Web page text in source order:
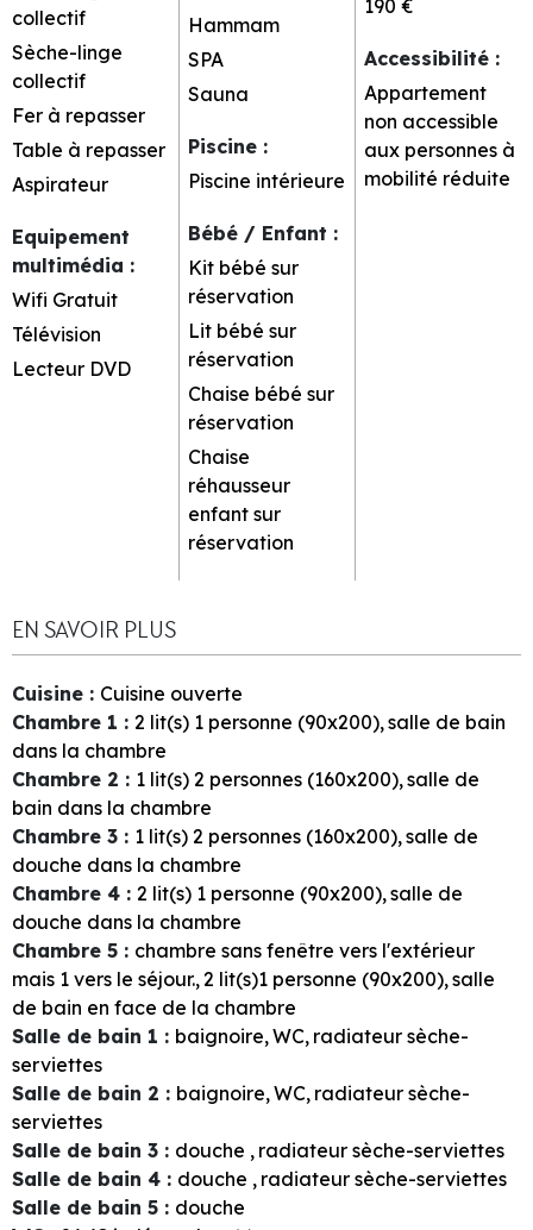
collectif
Sèche-linge
collectif
Fer à repasser
Table à repasser
Aspirateur
Equipement
multimédia :
Wifi Gratuit
Télévision
Lecteur DVD
Hammam
SPA
Sauna
Piscine :
Piscine intérieure
Bébé / Enfant :
Kit bébé sur
réservation
Lit bébé sur
réservation
Chaise bébé sur
réservation
Chaise
réhausseur
enfant sur
réservation
190 €
Accessibilité :
Appartement
non accessible
aux personnes à
mobilité réduite
EN SAVOIR PLUS
Cuisine : Cuisine ouverte
Chambre 1 : 2 lit(s) 1 personne (90x200) salle de bain
dans la chambre
Chambre 2 : 1 lit(s) 2 personnes (160x200) salle de
bain dans la chambre
Chambre 3 : 1 lit(s) 2 personnes (160x200) salle de
douche dans la chambre
Chambre 4 : 2 lit(s) 1 personne (90x200) salle de
douche dans la chambre
Chambre 5 : chambre sans fenêtre vers l'extérieur
mais 1 vers le séjour. 2 lit(s)1 personne (90x200) salle
de bain en face de la chambre
Salle de bain 1 : baignoire WC radiateur sèche-
serviettes
Salle de bain 2 : baignoire WC radiateur sèche-
serviettes
Salle de bain 3 : douche
radiateur sèche-serviettes
Salle de bain 4 : douche
radiateur sèche-serviettes
Salle de bain 5 : douche